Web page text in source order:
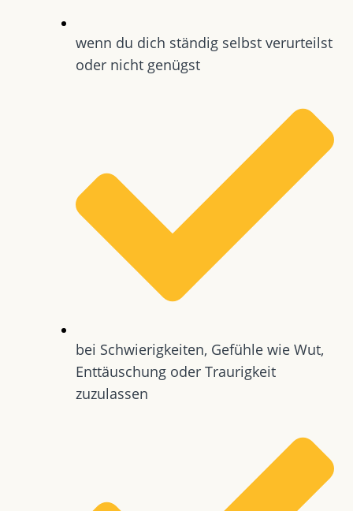
wenn du dich ständig selbst verurteilst
oder nicht genügst
bei Schwierigkeiten, Gefühle wie Wut,
Enttäuschung oder Traurigkeit
zuzulassen